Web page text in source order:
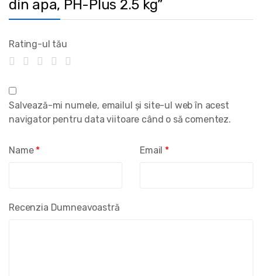
din apa, PH-Plus 2.5 kg”
Rating-ul tău
Recenzia Dumneavoastră
Name * Email *
Salvează-mi numele, emailul și site-ul web în acest
navigator pentru data viitoare când o să comentez.